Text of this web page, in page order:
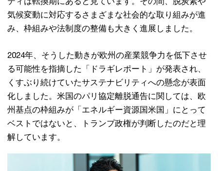
気候変動に対応するさまざまな社会的な取り組みが進
み、枠組みや法制度の整備も大きく進展しました。
2024年、そうした動きが欧州の産業競争力を低下させ
る可能性を指摘した「ドラギレポート」が発表され、
くすぶり続けていたサステナビリティへの懸念が表面
化しました。米国のパリ協定離脱通告に関しては、欧
州基点の枠組みが「エネルギー資源国米国」にとって
ベストではないと、トランプ政権が判断したのだと理
解しています。